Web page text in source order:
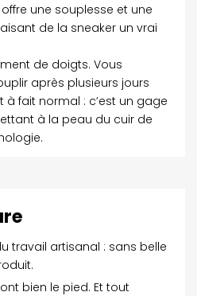
une souplesse et une
de la sneaker un vrai
de doigts. Vous
après plusieurs jours
à fait normal : c’est un gage
à la peau du cuir de
travail artisanal : sans belle
bien le pied. Et tout